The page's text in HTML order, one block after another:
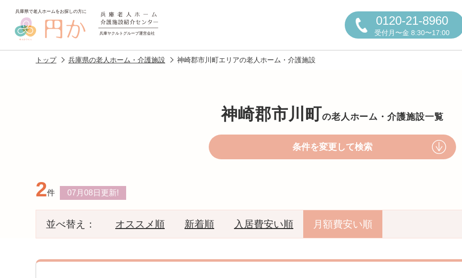
0120-21-8960
受付月〜金 8:30〜17:00
アクセス 相談者様の声 お役立ち情報
トップ 兵庫県の老人ホーム・介護施設 神崎郡市川町エリアの老人ホーム・介護施設
神崎郡市川町の老人ホーム・介護施設一覧
条件を変更して検索
2件 07月08日 更新!
並べ替え： オススメ順 新着順 入居費安い順 月額費安い順